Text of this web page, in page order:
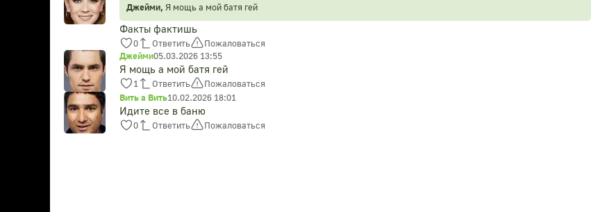
Джейми, Я мощь а мой батя гей
Факты фактишь
0 Ответить
Пожаловаться
Джейми05.03.2026 13:55
Я мощь а мой батя гей
1 Ответить
Пожаловаться
Вить а Вить10.02.2026 18:01
Идите все в баню
0 Ответить Пожаловаться